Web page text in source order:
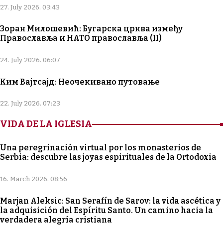
27. July 2026. 03:43
Зоран Милошевић: Бугарска црква између
Православља и НАТО православља (II)
24. July 2026. 06:07
Ким Вајтсајд: Неочекивано путовање
22. July 2026. 07:23
VIDA DE LA IGLESIA
Una peregrinación virtual por los monasterios de
Serbia: descubre las joyas espirituales de la Ortodoxia
16. March 2026. 08:56
Marjan Aleksic: San Serafín de Sarov: la vida ascética y
la adquisición del Espíritu Santo. Un camino hacia la
verdadera alegría cristiana